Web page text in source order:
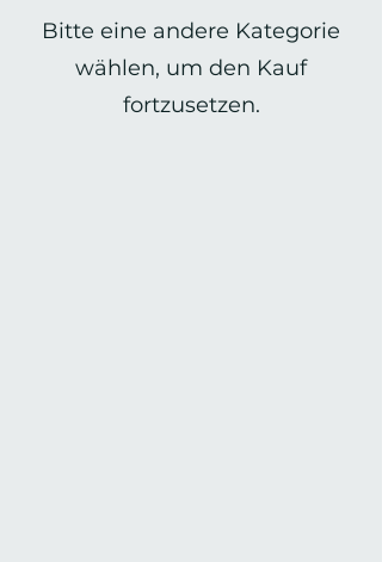
Bitte eine andere Kategorie
wählen, um den Kauf
fortzusetzen.